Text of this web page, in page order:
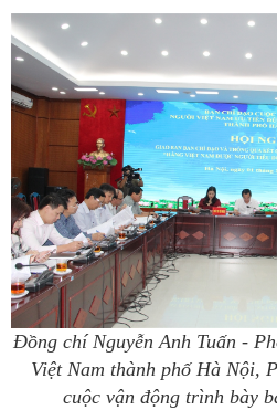
Đồng chí Nguyễn Anh Tuấn -
Việt Nam thành phố Hà Nội,
cuộc vận động trình bày